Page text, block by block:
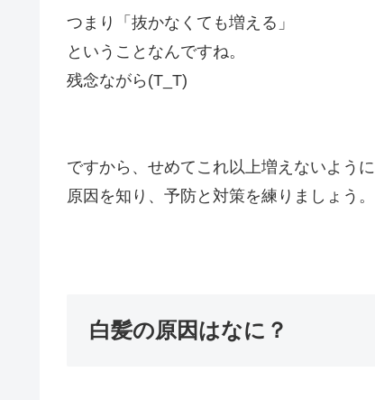
つまり「抜かなくても増える」
ということなんですね。
残念ながら(T_T)
ですから、せめてこれ以上増えないように
原因を知り、予防と対策を練りましょう。
白髪の原因はなに？